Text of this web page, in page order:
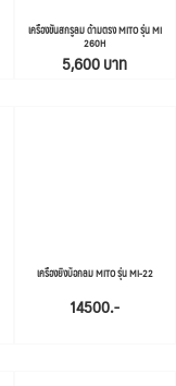
เครื่องขันสกรูลม ด้ามตรง MITO รุ่น MI
260H
5,600 บาท
เครื่องยิงบ็อกลม MITO รุ่น MI-22
14500.-